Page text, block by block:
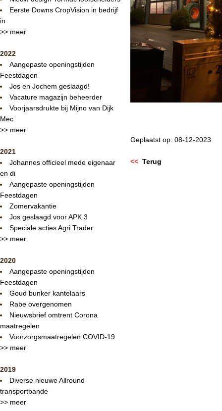
Eerste Downs CropVision in bedrijf
in
>> meer
2022
Aangepaste openingstijden
Feestdagen
Jos en Jochem geslaagd!
Vacature magazijn beheerder
Voorjaarsdrukte bij Mijno van Dijk
Mec
>> meer
2021
Johannes officieel mede eigenaar
en di
Aangepaste openingstijden
Feestdagen
Zomervakantie
Jos geslaagd voor APK 3
Speciale acties Agri Trader
>> meer
2020
Aangepaste openingstijden
Feestdagen
Goud bunker kantelaars
Rabe overgenomen
Nieuwsbrief omtrent Corona
maatregelen
Voorzorgsmaatregelen COVID-19
>> meer
2019
Diverse nieuwe Allround
transportbande
>> meer
Geplaatst op: 08-12-2023
<< Terug